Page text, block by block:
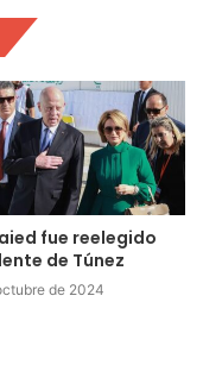
fue reelegido
de Túnez
de 2024